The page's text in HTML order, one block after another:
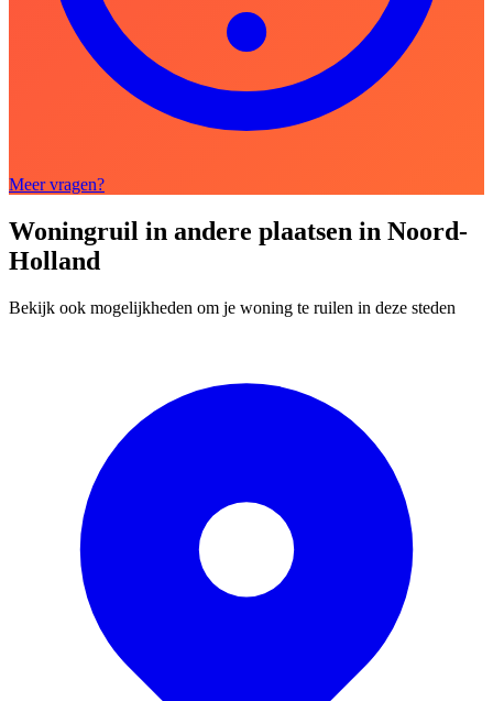
Meer vragen?
Woningruil in andere plaatsen in Noord-
Holland
Bekijk ook mogelijkheden om je woning te ruilen in deze steden